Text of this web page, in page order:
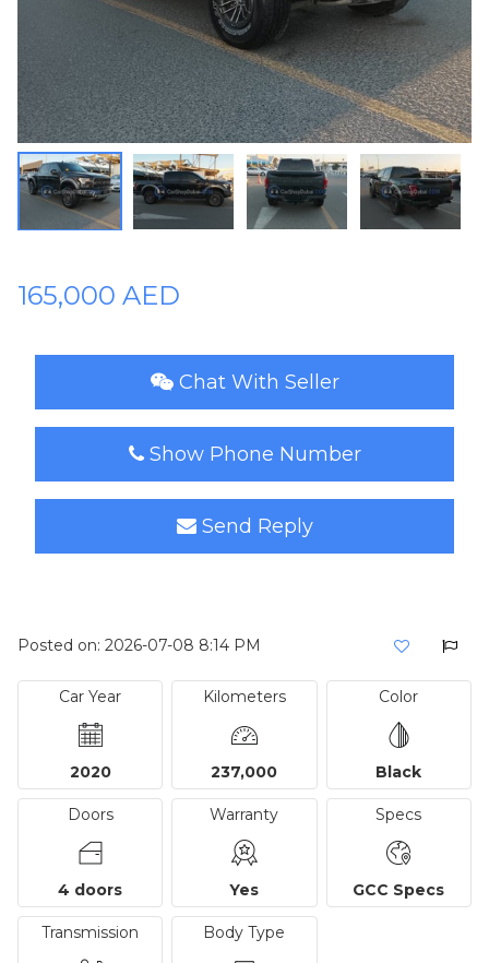
Services
165,000 AED
Chat With Seller
Show Phone Number
Send Reply
Posted on: 2026-07-08 8:14 PM
Car Year
2020
Kilometers
237,000
Color
Black
Doors
4 doors
Warranty
Yes
Specs
GCC Specs
Transmission Body Type